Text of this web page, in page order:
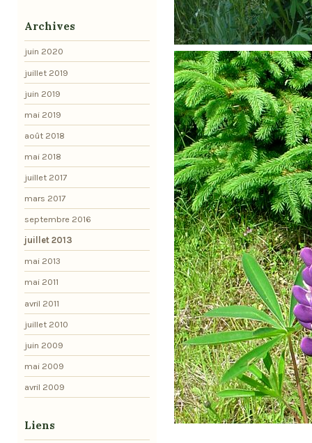
Archives
juin 2020
juillet 2019
juin 2019
mai 2019
août 2018
mai 2018
juillet 2017
mars 2017
septembre 2016
juillet 2013
mai 2013
mai 2011
avril 2011
juillet 2010
juin 2009
mai 2009
avril 2009
Liens